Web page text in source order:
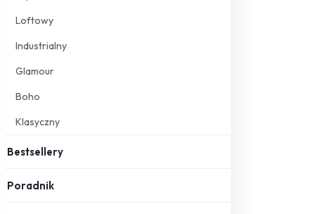
Loftowy
Industrialny
Glamour
Boho
Klasyczny
Bestsellery
Poradnik